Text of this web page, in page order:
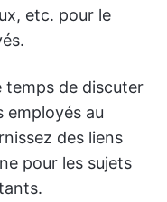
etc. pour le
temps de discuter
employés au
des liens
pour les sujets